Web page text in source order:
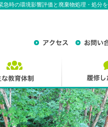
時の環境影響評価と廃棄物処理・処分